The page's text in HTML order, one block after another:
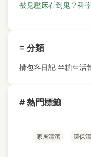
被鬼壓床看到鬼？科
≡ 分類
揹包客日記 半糖生活
# 熱門標籤
家居清潔 環保